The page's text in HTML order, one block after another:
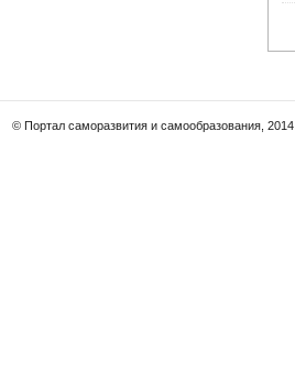
© Портал саморазвития и самообразования, 2014